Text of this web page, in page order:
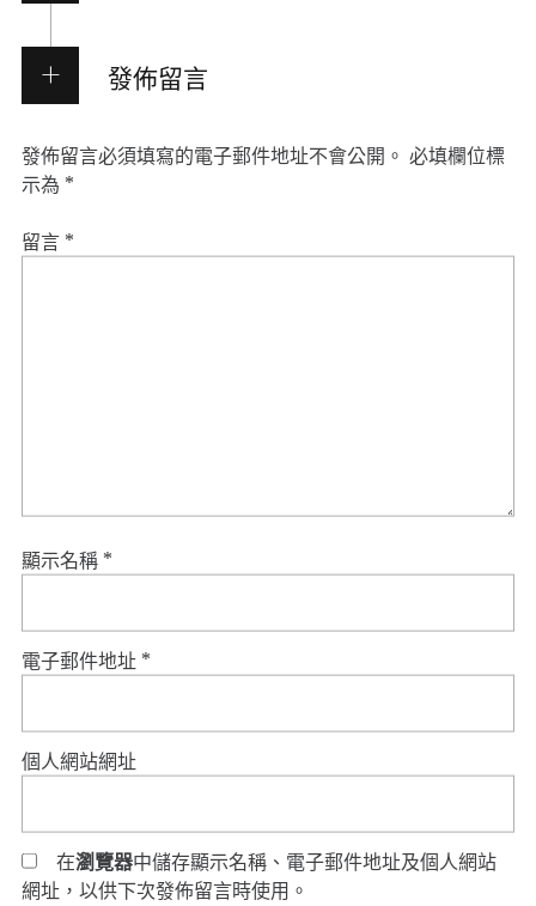
發佈留言
發佈留言必須填寫的電子郵件地址不會公開。 必填欄位標
示為 *
留言 *
顯示名稱 *
電子郵件地址 *
個人網站網址
在瀏覽器中儲存顯示名稱、電子郵件地址及個人網站
網址，以供下次發佈留言時使用。